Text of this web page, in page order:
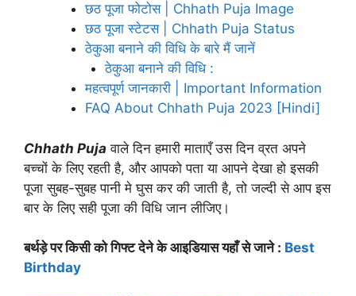
छठ पूजा फोटोस | Chhath Puja Image
छठ पूजा स्टेटस | Chhath Puja Status
ठेकुआ बनाने की विधि के बारे मैं जानें
ठेकुआ बनाने की विधि :
महत्वपूर्ण जानकारी | Important Information
FAQ About Chhath Puja 2023 [Hindi]
Chhath Puja वाले दिन हमारी माताएँ उस दिन व्रत अपने
बच्चों के लिए रहती है, और आपको पता या आपने देखा हो इसकी
पूजा सुबह-सुबह पानी मे घुस कर की जाती है, तो जल्दी से आप इस
बार के लिए सही पूजा की विधि जान लीजिए।
बर्थड़े पर किसी को गिफ्ट देने के आइडियास यहाँ से जाने : Best
Birthday